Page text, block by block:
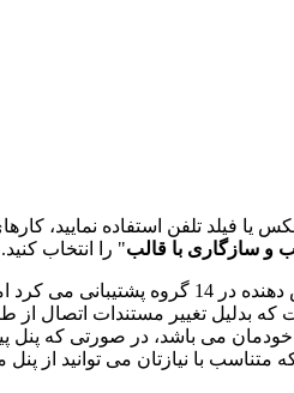
یا فیلد تلفن استفاده نمایید،
و سازگاری با قالب" را انتخاب کنید.
نسخه قبلی افزونه پیامک به این صورت
بدلیل تغییر مستندات اتصال
می باشد، در صورتی که پنل
متناسب با نیازتان می توانید از